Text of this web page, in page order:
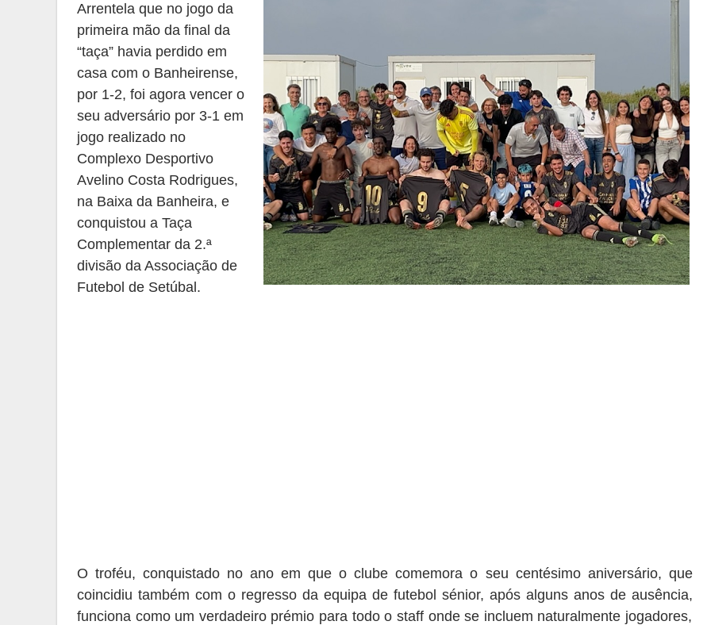
Arrentela que no jogo da
primeira mão da final da
“taça” havia perdido em
casa com o Banheirense,
por 1-2, foi agora vencer o
seu adversário por 3-1 em
jogo realizado no
Complexo Desportivo
Avelino Costa Rodrigues,
na Baixa da Banheira, e
conquistou a Taça
Complementar da 2.ª
divisão da Associação de
Futebol de Setúbal .
O troféu,conquistado no anoem que o clube comemora o seu centésimo aniversário, que
coincidiu também com o regresso da equipa de futebol sénior, após alguns anos de ausência,
funciona como um verdadeiro prémio para todo o staff onde se incluem naturalmente jogadores,